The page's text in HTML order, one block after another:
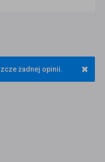
×
żadnej opinii.